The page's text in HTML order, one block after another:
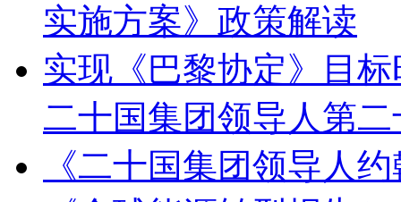
实施方案》政策解读
实现《巴黎协定》目
二十国集团领导人第
《二十国集团领导人